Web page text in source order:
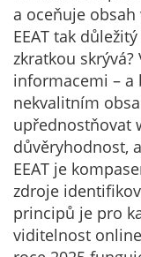
a oceňuje
EEAT tak
zkratkou
informacemi – a
nekvalitním
upřednostňovat
důvěryhodnost,
EEAT je
zdroje
principů je pro
viditelnost